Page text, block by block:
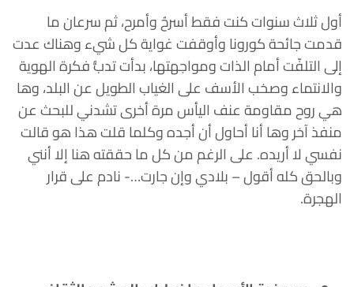
أول ثلاث سنوات كنت فقط أسرحُ وأمرح، ثم سرعان ما
قدمت جائحة كورونا وأوقفت غواية كل شيء وهناك عدت
إلى التلفّت أمام الذات ومواجهتها، بدأت تدبُّ فكرة الهوية
والانتماء وصخب الأسف على الغياب الطويل عن البلد، وها
هي روح مقاومة عنف اليأس مرة أخرى تشدني للبحث عن
منفذ آخر وها أنا أحاول أن أجده وكلما قلت هذا هو قالت
نفسي لا أريده. على الرغم من كل ما حققته هنا إلا أنني
وبالحق كله أقول – بلادي وإن جارت…- نادم على قرار
الهجرة.